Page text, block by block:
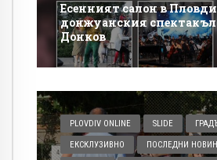
Есенният салон в
донжуанския
Донков
PLOVDIV ONLINE SLIDE
ЕКСКЛУЗИВНО ПОСЛЕДНИ